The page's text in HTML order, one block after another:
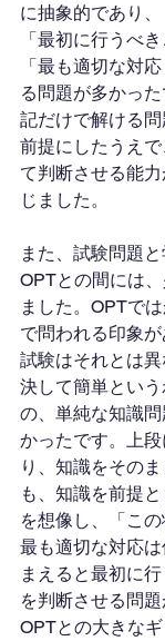
に抽象的であり、
「最初に行うべ
「最も適切な対
る問題が多かっ
記だけで解ける
前提にしたうえ
て判断させる能
じました。
また、試験問題
OPTとの間には
ました。OPTで
で問われる印象
試験はそれとは異
決して簡単とい
の、単純な知識
かったです。上
り、知識をその
も、知識を前提
を想像し、「こ
最も適切な対応
まえると最初に
を判断させる問題
OPTとの大きな